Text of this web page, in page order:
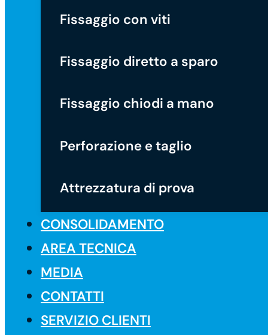
Fissaggio con viti
Fissaggio diretto a sparo
Fissaggio chiodi a mano
Perforazione e taglio
Attrezzatura di prova
CONSOLIDAMENTO
AREA TECNICA
MEDIA
CONTATTI
SERVIZIO CLIENTI